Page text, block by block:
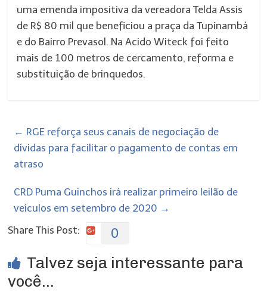
uma emenda impositiva da vereadora Telda Assis
de R$ 80 mil que beneficiou a praça da Tupinambá
e do Bairro Prevasol. Na Acido Witeck foi feito
mais de 100 metros de cercamento, reforma e
substituição de brinquedos.
← RGE reforça seus canais de negociação de
dívidas para facilitar o pagamento de contas em
atraso
CRD Puma Guinchos irá realizar primeiro leilão de
veículos em setembro de 2020 →
Share This Post:
0
Talvez seja interessante para
você...